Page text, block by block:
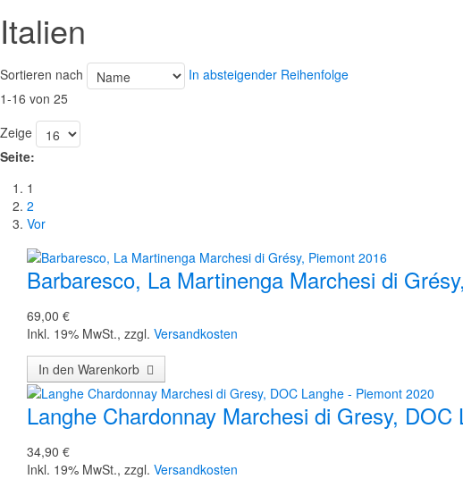
Italien
Sortieren nach
In absteigender Reihenfolge
1-16 von 25
Zeige
Seite:
1
2
Vor
Barbaresco, La Martinenga Marchesi di
69,00 €
Inkl. 19% MwSt., zzgl. Versandkosten
In den Warenkorb
Langhe Chardonnay Marchesi di Gresy,
34,90 €
Inkl. 19% MwSt., zzgl. Versandkosten